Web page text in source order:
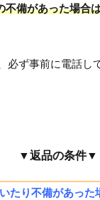
不備があった場合
必ず事前に電話し
▼返品の条件▼
たり不備があった